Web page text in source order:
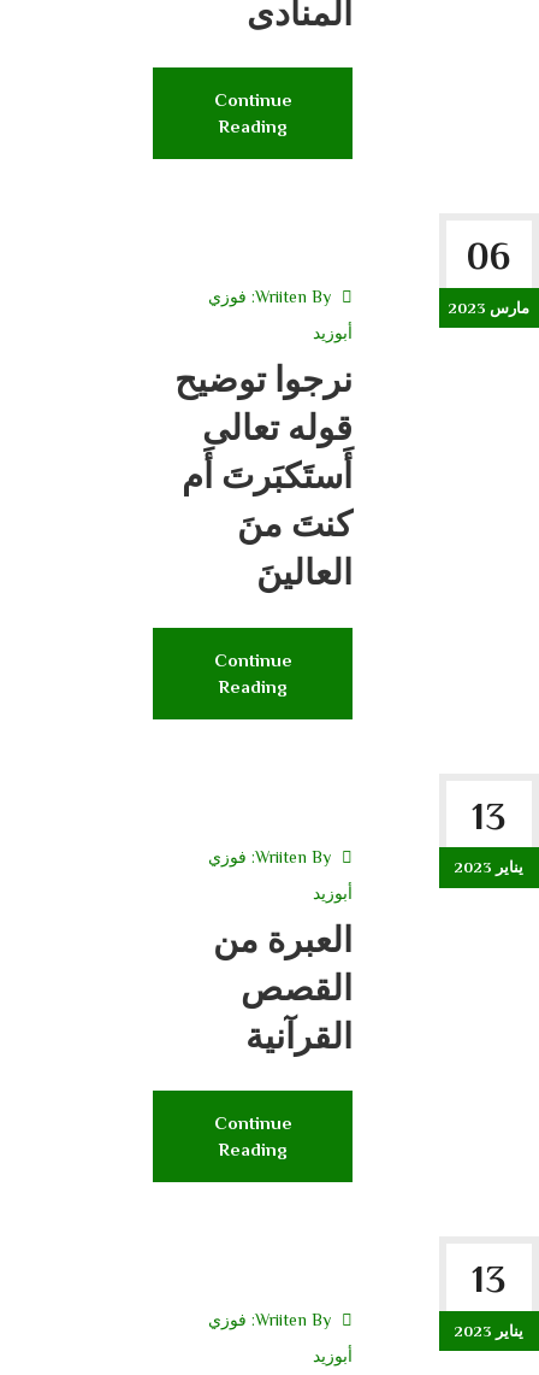
المنادى
Continue
Reading
06
مارس 2023
Wriiten By: فوزي
أبوزيد
نرجوا توضيح
قوله تعالى
أَستَكبَرتَ أَم
كنتَ منَ
العالينَ
Continue
Reading
13
يناير 2023
Wriiten By: فوزي
أبوزيد
العبرة من
القصص
القرآنية
Continue
Reading
13
يناير 2023
Wriiten By: فوزي
أبوزيد